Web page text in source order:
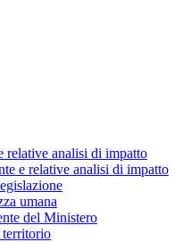
relative analisi di impatto
e relative analisi di impatto
umana
del Ministero
territorio